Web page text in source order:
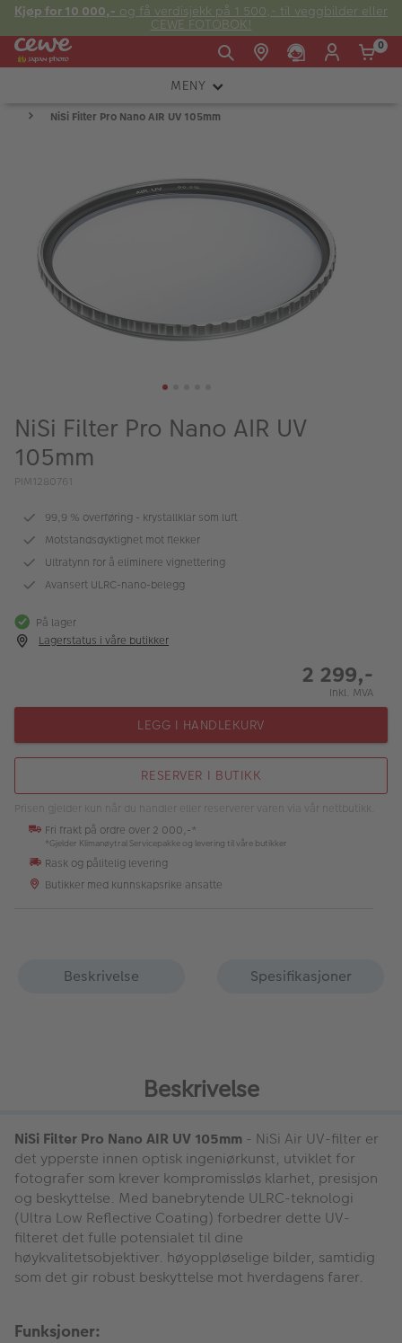
Kjøp for 10 000,- og få verdisjekk på 1 500,- til veggbilder eller
CEWE FOTOBOK!
Fre:
20:00
E-post:
kundeservice@japanphoto.no
0
MENY
KAMERA
FOTOTILBEHØR
LYS OG STUDIO
INSTANTFOTO
ANALOG
Kampanjer
Merker
Lagersalg
Bildeprodukter
Fotokurs
Inspirasjon
NiSi Filter Pro Nano AIR UV 105mm
NiSi Filter Pro Nano AIR UV
105mm
PIM1280761
99,9 % overføring - krystallklar som luft
Motstandsdyktighet mot flekker
Ultratynn for å eliminere vignettering
Avansert ULRC-nano-belegg
På lager
Lagerstatus i våre butikker
2 299,-
Inkl. MVA
LEGG I HANDLEKURV
RESERVER I BUTIKK
Prisen gjelder kun når du handler eller reserverer varen via vår nettbutikk.
Fri frakt på ordre over 2 000,-*
*Gjelder Klimanøytral Servicepakke og levering til våre butikker
Rask og pålitelig levering
Butikker med kunnskapsrike ansatte
Beskrivelse Spesifikasjoner
Beskrivelse
NiSi Filter Pro Nano AIR UV 105mm - NiSi Air UV-filter er
det ypperste innen optisk ingeniørkunst, utviklet for
fotografer som krever kompromissløs klarhet, presisjon
og beskyttelse. Med banebrytende ULRC-teknologi
(Ultra Low Reflective Coating) forbedrer dette UV-
filteret det fulle potensialet til dine
høykvalitetsobjektiver. høyoppløselige bilder, samtidig
som det gir robust beskyttelse mot hverdagens farer.
Funksjoner: